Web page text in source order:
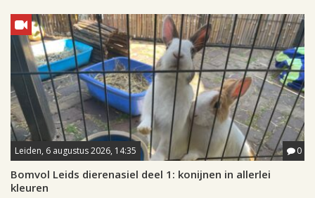
Leiden, 6 augustus 2026, 14:35 0
Bomvol Leids dierenasiel deel 1: konijnen in allerlei
kleuren